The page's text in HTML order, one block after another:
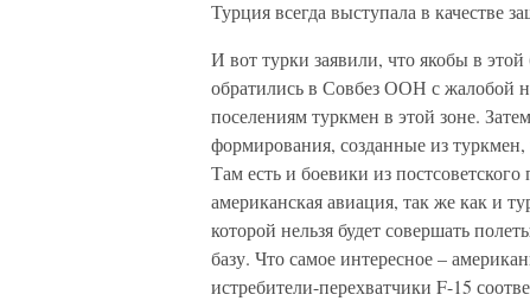
Турция всегда выступала в качестве
И вот турки заявили, что якобы в
обратились в Совбез ООН с жалобой
поселениям туркмен в этой зоне.
формирования, созданные из
Там есть и боевики из
американская авиация, так же как и
которой нельзя будет совершать
базу. Что самое интересное –
истребители-перехватчики F-15